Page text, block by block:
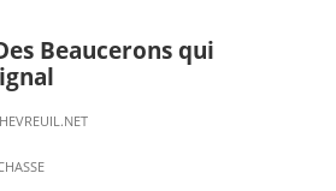
Beaucerons qui